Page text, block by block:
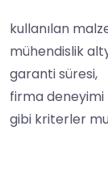
kullanılan
mühendislik
garanti süresi,
firma deneyimi
gibi kriterler